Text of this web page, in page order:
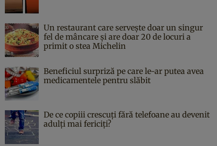
Un restaurant care servește doar un singur
fel de mâncare și are doar 20 de locuri a
primit o stea Michelin
Beneficiul surpriză pe care le-ar putea avea
medicamentele pentru slăbit
De ce copiii crescuți fără telefoane au devenit
adulți mai fericiți?